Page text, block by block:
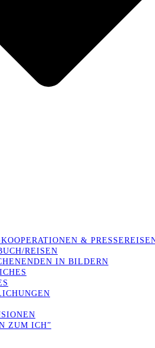
&
REISEN
IN BILDERN
ZUM ICH”